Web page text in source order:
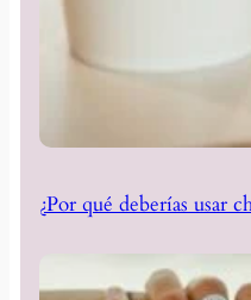
¿Por qué deberías usar